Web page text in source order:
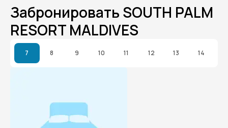
Забронировать SOUTH PALM
RESORT MALDIVES
7 8 9 10 11 12 13 14